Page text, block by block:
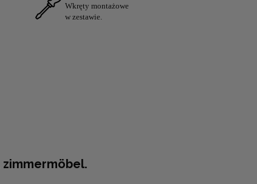
Wkręty montażowe
w zestawie.
zimmermöbel.